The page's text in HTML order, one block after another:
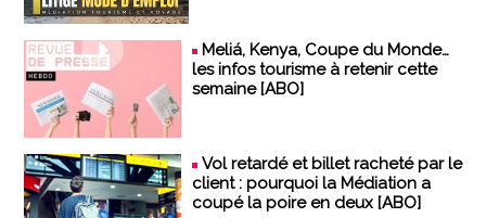
Meliá, Kenya, Coupe du Monde…
les infos tourisme à retenir cette
semaine [ABO]
Vol retardé et billet racheté par le
client : pourquoi la Médiation a
coupé la poire en deux [ABO]